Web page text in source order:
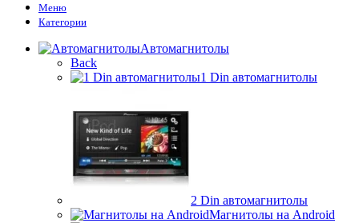
Меню
Категории
Автомагнитолы
Back
1 Din автомагнитолы
2 Din автомагнитолы
Магнитолы на Android